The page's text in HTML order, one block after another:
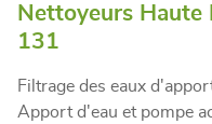
Nettoyeurs Haute
131
Filtrage des eaux
Apport d'eau et pompe